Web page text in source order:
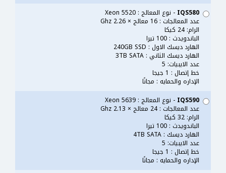
IQS580 - نوع المعالج : Xeon 5520
عدد المعالجات : 16 معالج × 2.26 Ghz
الرام: 24 كيكا
الباندويدث : 100 تيرا
الهارد ديسك الاول : 240GB SSD
الهارد ديسك الثاني : 3TB SATA
عدد الايبيات: 5
خط إتصال : 1 جيجا
الإداره والحمايه : مجانًا
IQS590 - نوع المعالج : Xeon 5639
عدد المعالجات : 24 معالج × 2.13 Ghz
الرام: 32 كيكا
الباندويدث : 100 تيرا
الهارد ديسك : 4TB SATA
عدد الايبيات: 5
خط إتصال : 1 جيجا
الإداره والحمايه : مجانًا